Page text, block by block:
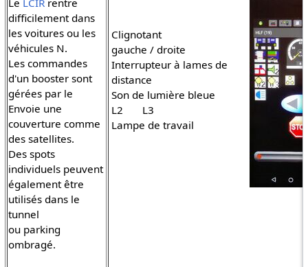
Le LCIRrentre
difficilement dans
les voitures ou les
véhicules N.
Les commandes
d'un booster sont
gérées par le
Envoie une
couverture comme
des satellites.
Des spots
individuels peuvent
également être
utilisés dans le
tunnel
ou parking
ombragé.
Clignotant
gauche / droite
Interrupteur à lames de
distance
Son de lumière bleue
L2 L3
Lampe de travail